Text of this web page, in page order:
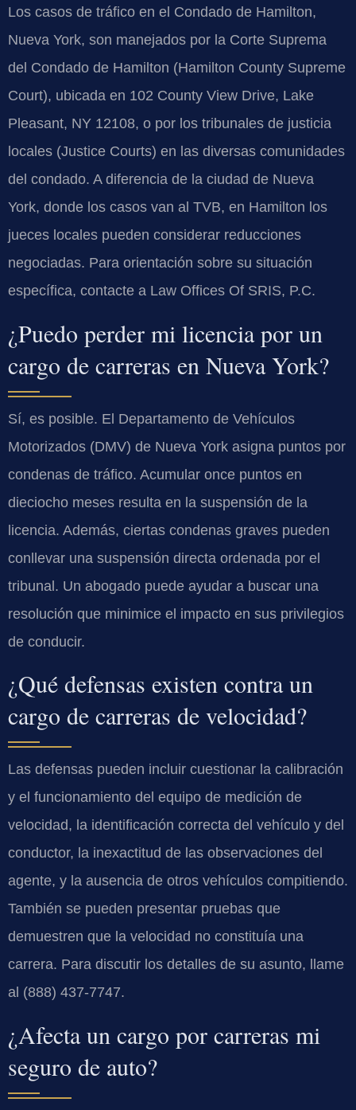
Los casos de tráfico en el Condado de Hamilton,
Nueva York, son manejados por la Corte Suprema
del Condado de Hamilton (Hamilton County Supreme
Court), ubicada en 102 County View Drive, Lake
Pleasant, NY 12108, o por los tribunales de justicia
locales (Justice Courts) en las diversas comunidades
del condado. A diferencia de la ciudad de Nueva
York, donde los casos van al TVB, en Hamilton los
jueces locales pueden considerar reducciones
negociadas. Para orientación sobre su situación
específica, contacte a Law Offices Of SRIS, P.C.
¿Puedo perder mi licencia por un
cargo de carreras en Nueva York?
Sí, es posible. El Departamento de Vehículos
Motorizados (DMV) de Nueva York asigna puntos por
condenas de tráfico. Acumular once puntos en
dieciocho meses resulta en la suspensión de la
licencia. Además, ciertas condenas graves pueden
conllevar una suspensión directa ordenada por el
tribunal. Un abogado puede ayudar a buscar una
resolución que minimice el impacto en sus privilegios
de conducir.
¿Qué defensas existen contra un
cargo de carreras de velocidad?
Las defensas pueden incluir cuestionar la calibración
y el funcionamiento del equipo de medición de
velocidad, la identificación correcta del vehículo y del
conductor, la inexactitud de las observaciones del
agente, y la ausencia de otros vehículos compitiendo.
También se pueden presentar pruebas que
demuestren que la velocidad no constituía una
carrera. Para discutir los detalles de su asunto, llame
al (888) 437-7747.
¿Afecta un cargo por carreras mi
seguro de auto?